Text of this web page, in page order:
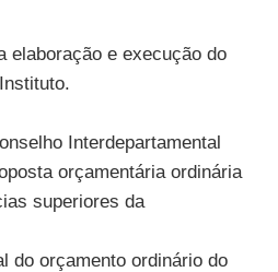
elaboração e execução do
Interdepartamental
orçamentária ordinária
superiores da
do orçamento ordinário do